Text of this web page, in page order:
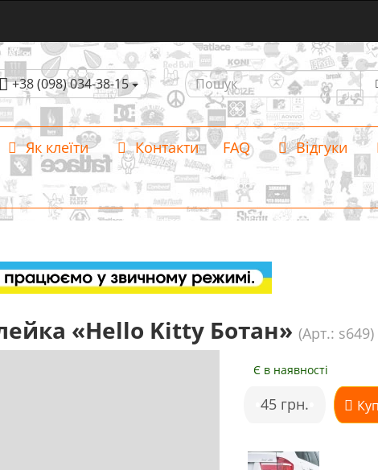
+38 (098) 034-38-15
Як клеїти Контакти FAQ Відгуки
«Hello Kitty Ботан» (Арт.: s649)
Є в наявності
•45 грн.